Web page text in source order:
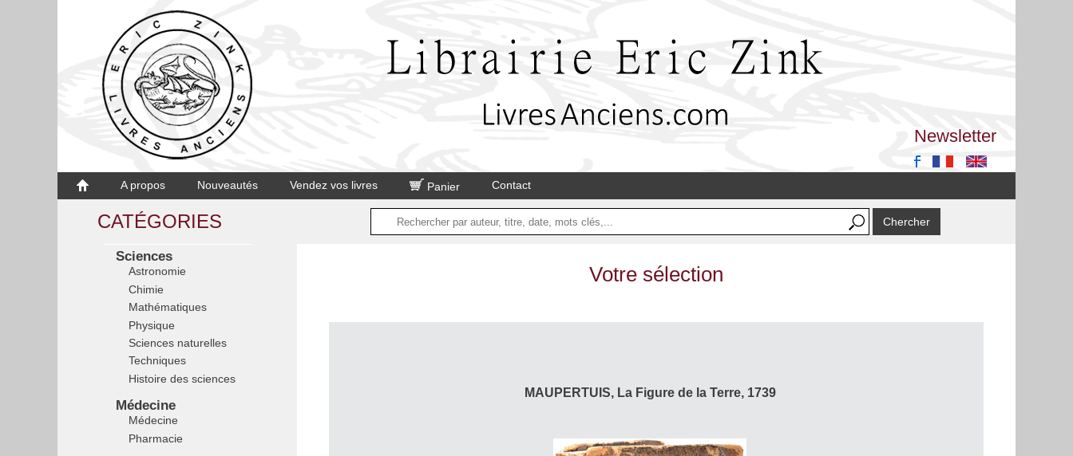
Newsletter
A propos Nouveautés Vendez vos livres Panier Contact
CATÉGORIES
Sciences
Astronomie
Chimie
Mathématiques
Physique
Sciences naturelles
Techniques
Histoire des sciences
Médecine
Médecine
Pharmacie
Votre sélection
MAUPERTUIS, La Figure de la Terre, 1739